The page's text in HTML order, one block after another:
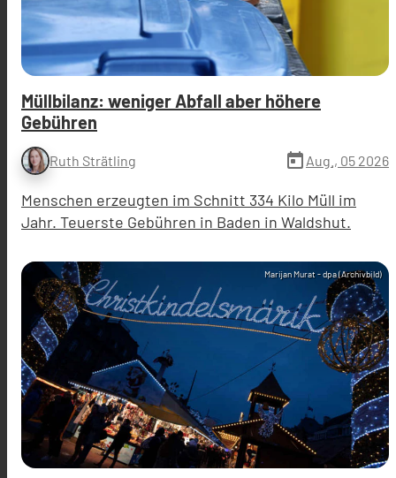
Müllbilanz: weniger Abfall aber höhere
Gebühren
Ruth Strätling today Aug., 05 2026
Menschen erzeugten im Schnitt 334 Kilo Müll im
Jahr. Teuerste Gebühren in Baden in Waldshut.
Marijan Murat - dpa (Archivbild)